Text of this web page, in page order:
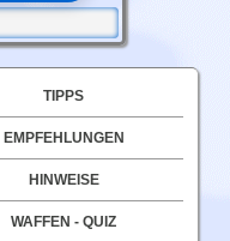
TIPPS
EMPFEHLUNGEN
HINWEISE
WAFFEN - QUIZ